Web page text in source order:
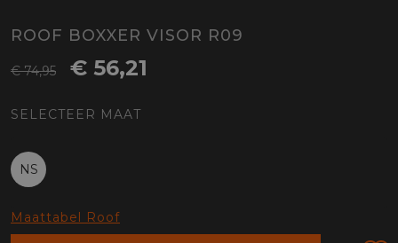
ROOF BOXXER VISOR R09
€ 74,95 € 56,21
SELECTEER MAAT
NS
Maattabel Roof